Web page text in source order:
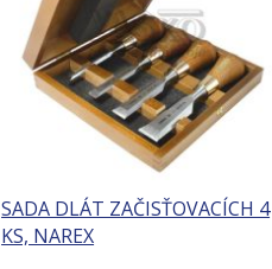
SADA DLÁT ZAČISŤOVACÍCH 4
KS, NAREX